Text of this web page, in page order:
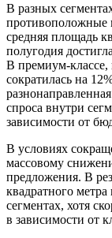
В разных
противоположные
средняя площадь
полугодия
В премиум-классе,
сократилась на
спроса внутри
зависимости от
В условиях
массовому
предложения. В
квадратного
сегментах, хотя
в зависимости от